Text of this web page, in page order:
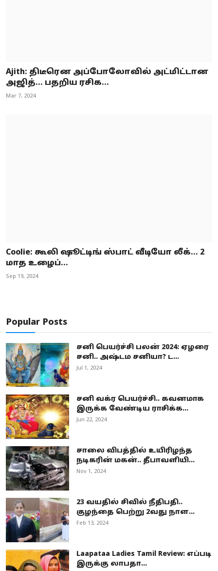
Ajith: திடீரென அப்போலோவில் அட்மிட்டான
அஜித்… பதறிய ரசிக...
Mar 7, 2024
Coolie: கூலி ஷூட்டிங் ஸ்பாட் வீடியோ லீக்... 2
மாத உழைப்...
Sep 19, 2024
Popular Posts
சனி பெயர்ச்சி பலன் 2024: ஏழரை
சனி.. அஷ்டம சனியா? ட...
Jul 1, 2024
சனி வக்ர பெயர்ச்சி.. கவனமாக
இருக்க வேண்டிய ராசிக்க...
Jun 22, 2024
சாலை விபத்தில் உயிரிழந்த
நடிகரின் மகன்.. தீபாவளியி...
Nov 1, 2024
23 வயதில் சிவில் நீதிபதி..
குழந்தை பெற்று 2வது நாள...
Feb 13, 2024
Laapataa Ladies Tamil Review: எப்படி
இருக்கு லாபதா...